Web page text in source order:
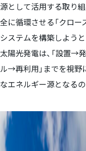
源として活用する取り
全に循環させる「クロー
システムを構築しよう
太陽光発電は、「設置→
ル→再利用」までを視野
なエネルギー源となるの